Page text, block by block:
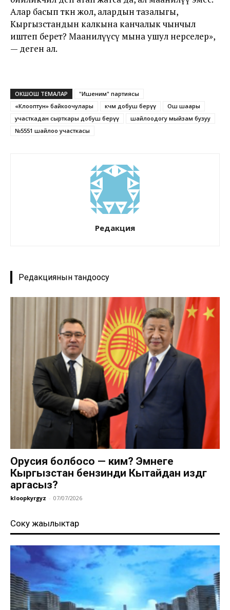
Алар басып өткөн жол, алардын тазалыгы,
Кыргызстандын калкына канчалык чынчыл
иштеп берет? Маанилүүсү мына ушул нерселер»,
— деген ал.
ОКШОШ ТЕМАЛАР
"Ишеним" партиясы
«Клооптун» байкоочулары
көчмө добуш берүү
Ош шаары
участкадан сырткары добуш берүү
шайлоодогу мыйзам бузуу
№5551 шайлоо участкасы
Редакция
Редакциянын тандоосу
Орусия болбосо — ким? Эмнеге
Кыргызстан бензинди Кытайдан издөөгө
аргасыз?
kloopkyrgyz - 07/07/2026
Соңку жаңылыктар